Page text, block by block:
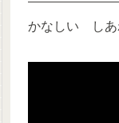
かなしい しあ